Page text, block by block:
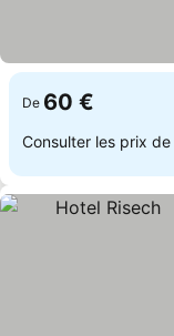
De 60 €
Consulter les prix de